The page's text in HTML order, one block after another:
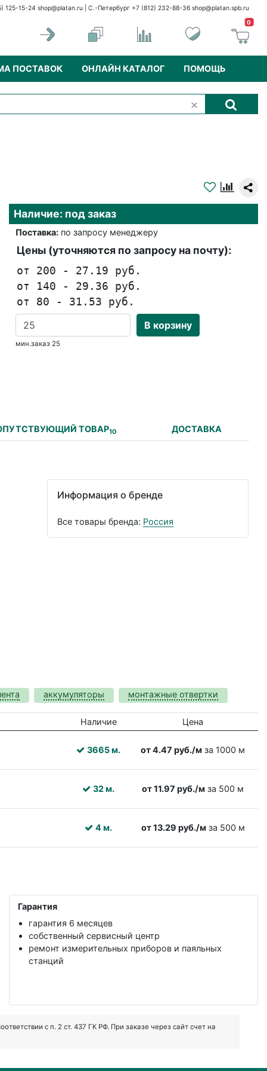
125-15-24 shop@platan.ru | С.-Петербург +7 (812) 232-88-36 shop@platan.spb.ru
0
ПОСТАВОК ОНЛАЙН КАТАЛОГ ПОМОЩЬ
Наличие: под заказ
Поставка:по запросу менеджеру
Цены (уточняются по запросу на почту):
от 200 - 27.19 руб.
от 140 - 29.36 руб.
от 80 - 31.53 руб.
В корзину
мин.заказ 25
ТОВАР10 ДОСТАВКА
Информация о бренде
Все товары бренда: Россия
аккумуляторы монтажные отвертки
Наличие Цена
3665 м. от 4.47 руб./м за 1000 м
32 м. от 11.97 руб./м за 500 м
4 м. от 13.29 руб./мза 500 м
Гарантия
гарантия 6 месяцев
собственный сервисный центр
ремонт измерительных приборов и паяльных
станций
с п. 2 ст. 437 ГК РФ. При заказе через сайт счет на